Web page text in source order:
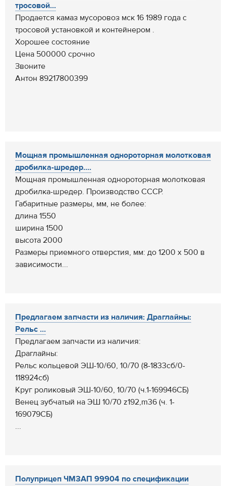
тросовой...
Продается камаз мусоровоз мск 16 1989 года с
тросовой установкой и контейнером .
Хорошее состояние
Цена 500000 срочно
Звоните
Антон 89217800399
Мощная промышленная однороторная молотковая
дробилка-шредер....
Мощная промышленная однороторная молотковая
дробилка-шредер. Производство СССР.
Габаритные размеры, мм, не более:
длина 1550
ширина 1500
высота 2000
Размеры приемного отверстия, мм: до 1200 х 500 в
зависимости...
Предлагаем запчасти из наличия: Драглайны:
Рельс ...
Предлагаем запчасти из наличия:
Драглайны:
Рельс кольцевой ЭШ-10/60, 10/70 (8-1833сб/0-
118924сб)
Круг роликовый ЭШ-10/60, 10/70 (ч.1-169946СБ)
Венец зубчатый на ЭШ 10/70 z192,m36 (ч. 1-
169079СБ)
...
Полуприцеп ЧМЗАП 99904 по спецификации